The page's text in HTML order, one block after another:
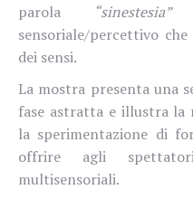
parola
“sinestesia”
sensoriale/percettivo
dei sensi.
La mostra presenta una
fase astratta e illustra la
la sperimentazione di
offrire agli spettatori
multisensoriali.